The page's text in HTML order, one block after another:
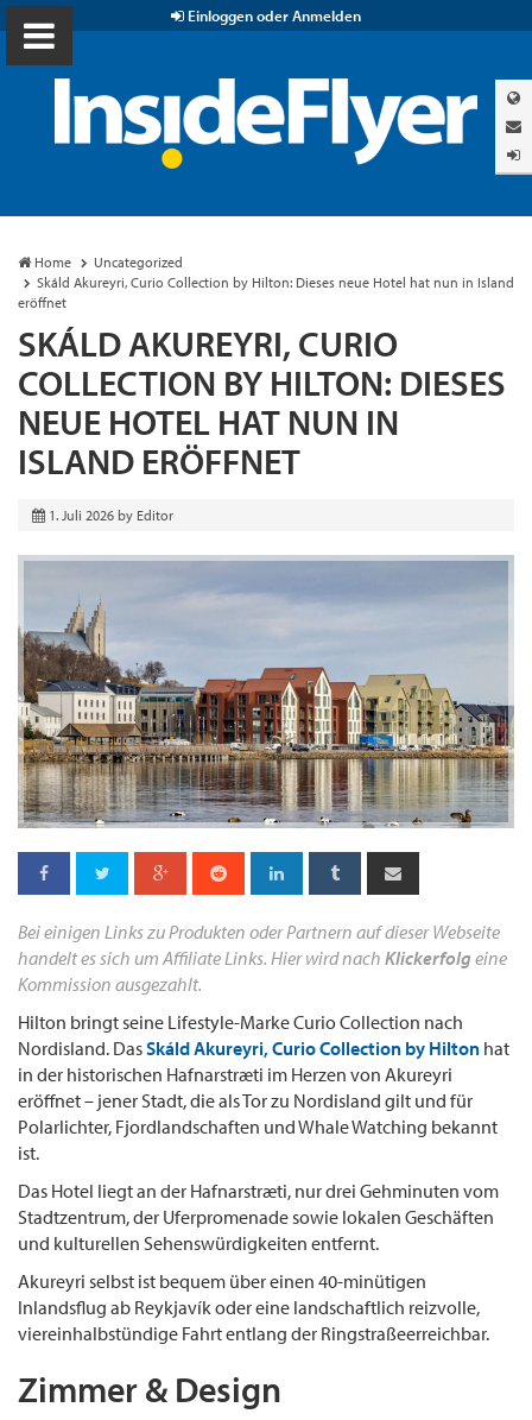
Einloggen oder Anmelden
Home
Uncategorized
Skáld Akureyri, Curio Collection by Hilton: Dieses neue Hotel hat nun in Island
eröffnet
SKÁLD AKUREYRI, CURIO
COLLECTION BY HILTON: DIESES
NEUE HOTEL HAT NUN IN
ISLAND ERÖFFNET
1. Juli 2026 by Editor
Bei einigen Links zu Produkten oder Partnern auf dieser Webseite
handelt es sich um Affiliate Links. Hier wird nach Klickerfolg eine
Kommission ausgezahlt.
Hilton bringt seine Lifestyle-Marke Curio Collection nach
Nordisland. DasSkáld Akureyri, Curio Collection by Hilton hat
in der historischen Hafnarstræti im Herzen von Akureyri
eröffnet – jener Stadt, die als Tor zu Nordisland gilt und für
Polarlichter, Fjordlandschaften und Whale Watching bekannt
ist.
Das Hotel liegt an der Hafnarstræti, nur drei Gehminuten vom
Stadtzentrum, der Uferpromenade sowie lokalen Geschäften
und kulturellen Sehenswürdigkeiten entfernt.
Akureyri selbst ist bequem über einen 40-minütigen
Inlandsflug ab Reykjavík oder eine landschaftlich reizvolle,
viereinhalbstündige Fahrt entlang der Ringstraßeerreichbar.
Zimmer & Design